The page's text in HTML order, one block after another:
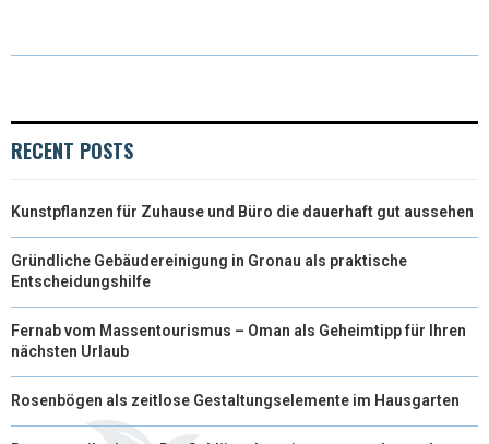
W
E
R
)
E
K
T
S
K
N
I
RECENT POSTS
Kunstpflanzen für Zuhause und Büro die dauerhaft gut aussehen
Gründliche Gebäudereinigung in Gronau als praktische
Entscheidungshilfe
Fernab vom Massentourismus – Oman als Geheimtipp für Ihren
nächsten Urlaub
Rosenbögen als zeitlose Gestaltungselemente im Hausgarten